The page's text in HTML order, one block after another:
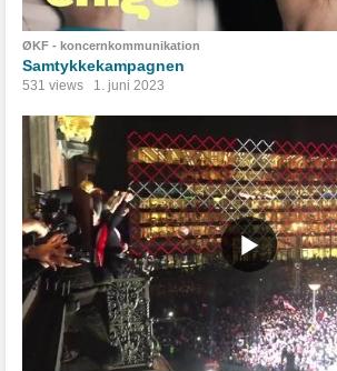
ØKF - koncernkommunikation
Samtykkekampagnen
531 views 1. juni 2023